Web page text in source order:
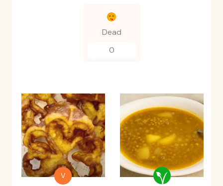
Dead
0
V